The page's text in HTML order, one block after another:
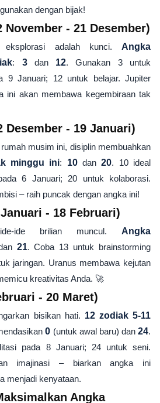
dengan bijak!
- 21 Desember)
eksplorasi adalah kunci. Angka
: 3dan 12. Gunakan 3 untuk
9 Januari; 12 untuk belajar. Jupiter
ini akan membawa kegembiraan tak
Desember - 19 Januari)
musim ini, disiplin membuahkan
minggu ini: 10dan20. 10 ideal
6 Januari; 20 untuk kolaborasi.
– raih puncak dengan angka ini!
- 18 Februari)
ide brilian muncul. Angka
21. Coba 13 untuk brainstorming
jaringan. Uranus membawa kejutan
kreativitas Anda. 🚀
- 20 Maret)
bisikan hati. 12 zodiak 5-11
0 (untuk awal baru) dan 24.
pada 8 Januari; 24 untuk seni.
imajinasi – biarkan angka ini
menjadi kenyataan.
Angka